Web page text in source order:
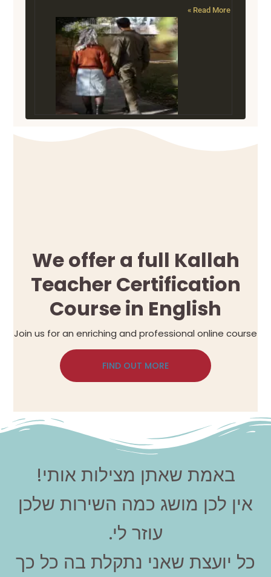
Read More »
We offer a full Kallah
Teacher Certification
Course in English
Join us for an enriching and professional online course
FIND OUT MORE
באמת שאתן מצילות אותי!
אין לכן מושג כמה השירות שלכן
עוזר לי.
כל יועצת שאני נתקלת בה כל כך